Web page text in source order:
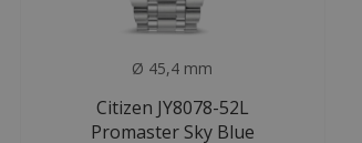
Ø 45,4 mm
Citizen JY8078-52L
Promaster Sky Blue